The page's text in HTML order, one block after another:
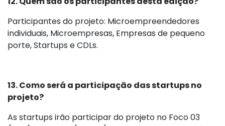
Participantes do projeto: Microempreendedores
individuais, Microempresas, Empresas de pequeno
porte, Startups e CDLs.
13. Como será a participação das startups no
projeto?
As startups irão participar do projeto no Foco 03